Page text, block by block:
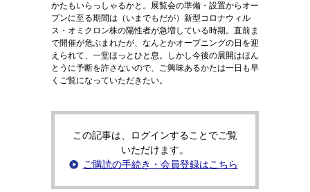
かたもいらっしゃるかと。展覧会の準備・設置からオー
プンに至る期間は（いまでもだが）新型コロナウィル
ス・オミクロン株の陽性者が急増している時期。直前ま
で開催が危ぶまれたが、なんとかオープニングの日を迎
えられて、一堂ほっとひと息。しかし今後の展開はほん
とうに予断を許さないので、ご興味あるかたは一日も早
くご覧になっていただきたい。
この記事は、ログインすることでご覧
いただけます。
ご購読の手続き・会員登録はこちら